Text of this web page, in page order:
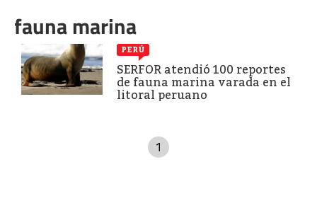
fauna marina
PERÚ
SERFOR atendió 100 reportes
de fauna marina varada en el
litoral peruano
1